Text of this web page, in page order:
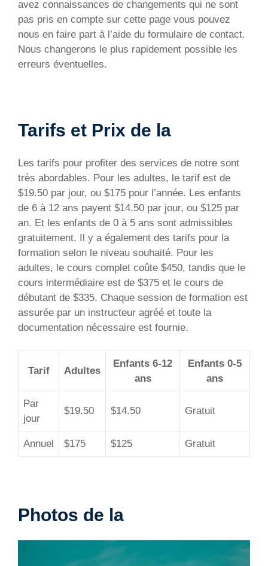
avez connaissances de changements qui ne sont
pas pris en compte sur cette page vous pouvez
nous en faire part à l’aide du formulaire de contact.
Nous changerons le plus rapidement possible les
erreurs éventuelles.
Tarifs et Prix de la
Les tarifs pour profiter des services de notre sont
très abordables. Pour les adultes, le tarif est de
$19.50 par jour, ou $175 pour l’année. Les enfants
de 6 à 12 ans payent $14.50 par jour, ou $125 par
an. Et les enfants de 0 à 5 ans sont admissibles
gratuitement. Il y a également des tarifs pour la
formation selon le niveau souhaité. Pour les
adultes, le cours complet coûte $450, tandis que le
cours intermédiaire est de $375 et le cours de
débutant de $335. Chaque session de formation est
assurée par un instructeur agréé et toute la
documentation nécessaire est fournie.
Tarif Adultes
Enfants 6-12
ans
Enfants 0-5
ans
Par
jour
$19.50 $14.50 Gratuit
Annuel $175 $125 Gratuit
Photos de la